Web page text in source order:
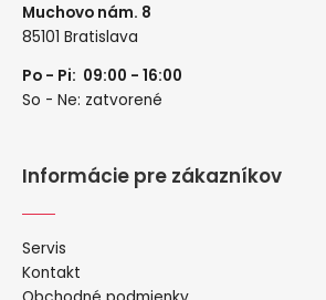
Muchovo nám. 8
85101 Bratislava
Po - Pi: 09:00 - 16:00
So - Ne: zatvorené
Informácie pre zákazníkov
Servis
Kontakt